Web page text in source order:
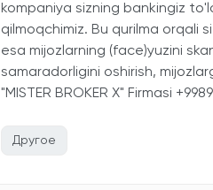
kompaniya sizning bankingiz
qilmoqchimiz. Bu qurilma orqali
esa mijozlarning (face)yuzini
samaradorligini oshirish,
"MISTER BROKER X" Firmasi
Другое